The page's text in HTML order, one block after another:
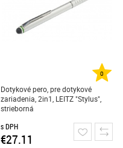
0
Dotykové pero, pre dotykové
zariadenia, 2in1, LEITZ "Stylus",
strieborná
s DPH
€27.11